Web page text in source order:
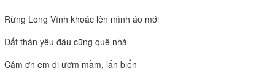
Rừng Long Vĩnh khoác lên mình áo mới
Đất thân yêu đâu cũng quê nhà
Cảm ơn em đi ươm mầm, lấn biển